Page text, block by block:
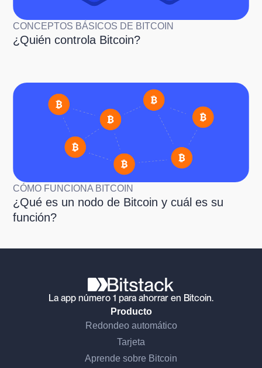
CONCEPTOS BÁSICOS DE BITCOIN
¿Quién controla Bitcoin?
CÓMO FUNCIONA BITCOIN
¿Qué es un nodo de Bitcoin y cuál es su
función?
La app número 1 para ahorrar en Bitcoin.
Producto
Redondeo automático
Tarjeta
Aprende sobre Bitcoin